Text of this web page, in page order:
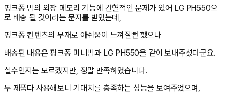
핑크퐁 빔의 외장 메모리 기능에 간혈적인 문제가 있어 LG PH550으
로 배송 될 것이라는 문자를 받았는데,
핑크퐁 컨텐츠의 부재로 아쉬움이 느껴질뻔 했으나
배송된 내용은 핑크퐁 미니빔과 LG PH550을 같이 보내주셨더군요.
실수인지는 모르겠지만, 정말 만족하였습니다.
두 제품다 사용해보니 기대치를 충족하는 성능을 보여주었으며,